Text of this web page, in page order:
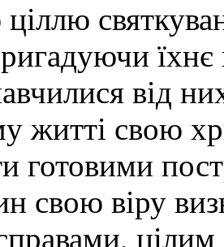
їхнє
від
житті свою
готовими
свою віру
цілим